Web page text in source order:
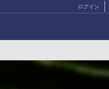
ログイン